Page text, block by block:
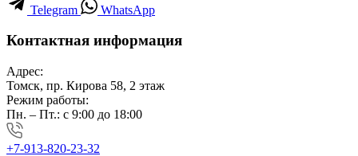
Telegram
WhatsApp
Контактная информация
Адрес:
Томск, пр. Кирова 58, 2 этаж
Режим работы:
Пн. – Пт.: с 9:00 до 18:00
+7-913-820-23-32